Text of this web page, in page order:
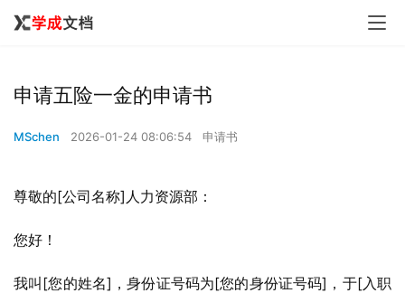
申请五险一金的申请书
MSchen 2026-01-24 08:06:54 申请书
尊敬的[公司名称]人力资源部：
您好！
我叫[您的姓名]，身份证号码为[您的身份证号码]，于[入职